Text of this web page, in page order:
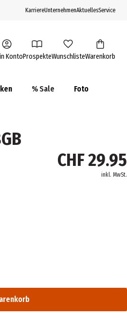
KarriereUnternehmenAktuellesService
KontoProspekteWunschlisteWarenkorb
% Sale Foto
CHF 29.95
inkl. MwSt.